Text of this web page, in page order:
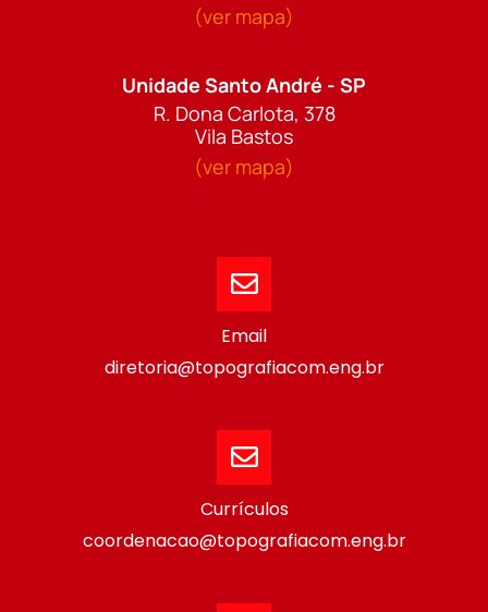
(ver mapa)
Unidade Santo André - SP
R. Dona Carlota, 378
Vila Bastos
(ver mapa)
Email
diretoria@topografiacom.eng.br
Currículos
coordenacao@topografiacom.eng.br